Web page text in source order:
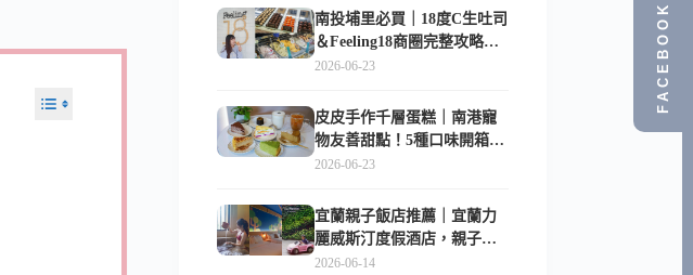
南投埔里必買｜18度C生吐司
＆Feeling18商圈完整攻略，
在地人帶路這樣逛
2026-06-23
皮皮手作千層蛋糕｜南港寵
物友善甜點！5種口味開箱，
比Lady M便宜一半的台北隱
2026-06-23
宜蘭親子飯店推薦｜宜蘭力
麗威斯汀度假酒店，親子
房、Buffet、泳池、兒童俱樂
2026-06-14
FACEBOOK